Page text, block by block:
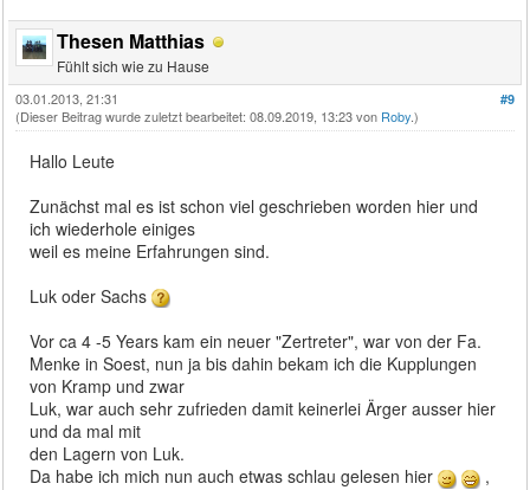
Thesen Matthias
Fühlt sich wie zu Hause
#9
03.01.2013, 21:31
(Dieser Beitrag wurde zuletzt bearbeitet: 08.09.2019, 13:23 von Roby.)
Hallo Leute
Zunächst mal es ist schon viel geschrieben worden hier und
ich wiederhole einiges
weil es meine Erfahrungen sind.
Luk oder Sachs
Vor ca 4 -5 Years kam ein neuer "Zertreter", war von der Fa.
Menke in Soest, nun ja bis dahin bekam ich die Kupplungen
von Kramp und zwar
Luk, war auch sehr zufrieden damit keinerlei Ärger ausser hier
und da mal mit
den Lagern von Luk.
Da habe ich mich nun auch etwas schlau gelesen hier
,